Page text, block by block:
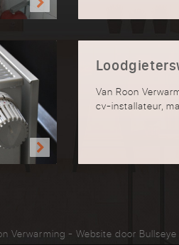
Van Roon
cv-installateur,
Verwarming - Website door